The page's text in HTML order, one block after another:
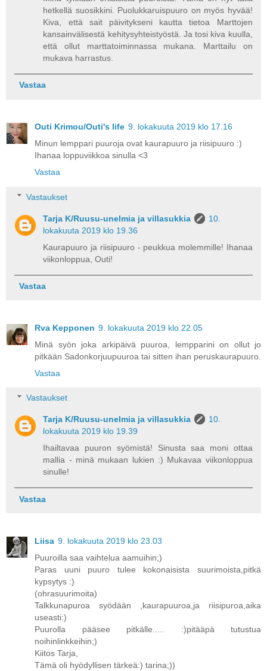
hetkellä suosikkini. Puolukkaruispuuro on myös hyvää!
Kiva, että sait päivitykseni kautta tietoa Marttojen
kansainvälisestä kehitysyhteistyöstä. Ja tosi kiva kuulla,
että ollut marttatoiminnassa mukana. Marttailu on
mukava harrastus.
Vastaa
Outi Krimou/Outi's life 9. lokakuuta 2019 klo 17.16
Minun lemppari puuroja ovat kaurapuuro ja riisipuuro :)
Ihanaa loppuviikkoa sinulla <3
Vastaa
Vastaukset
Tarja K/Ruusu-unelmia ja villasukkia
10.
lokakuuta 2019 klo 19.36
Kaurapuuro ja riisipuuro - peukkua molemmille! Ihanaa
viikonloppua, Outi!
Vastaa
Rva Kepponen 9. lokakuuta 2019 klo 22.05
Minä syön joka arkipäivä puuroa, lempparini on ollut jo
pitkään Sadonkorjuupuuroa tai sitten ihan peruskaurapuuro.
Vastaa
Vastaukset
Tarja K/Ruusu-unelmia ja villasukkia
10.
lokakuuta 2019 klo 19.39
Ihailtavaa puuron syömistä! Sinusta saa moni ottaa
mallia - minä mukaan lukien :) Mukavaa viikonloppua
sinulle!
Vastaa
Liisa 9. lokakuuta 2019 klo 23.03
Puuroilla saa vaihtelua aamuihin;)
Paras uuni puuro tulee kokonaisista suurimoista,pitkä
kypsytys :)
(ohrasuurimoita)
Talkkunapuroa syödään ,kaurapuuroa,ja riisipuroa,aika
useasti:)
Puurolla pääsee pitkälle..... :)pitääpä tutustua
noihinlinkkeihin;)
Kiitos Tarja,
Tämä oli hyödyllisen tärkeä:) tarina;))